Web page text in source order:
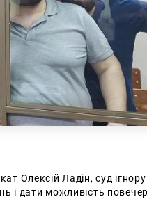
Олексій Ладін, суд
і дати можливість